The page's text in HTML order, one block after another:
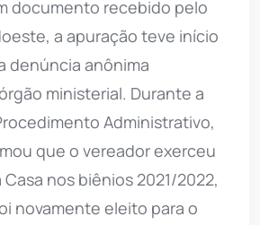
documento recebido pelo
a apuração teve início
denúncia anônima
ministerial. Durante a
Administrativo,
que o vereador exerceu
nos biênios 2021/2022,
novamente eleito para o